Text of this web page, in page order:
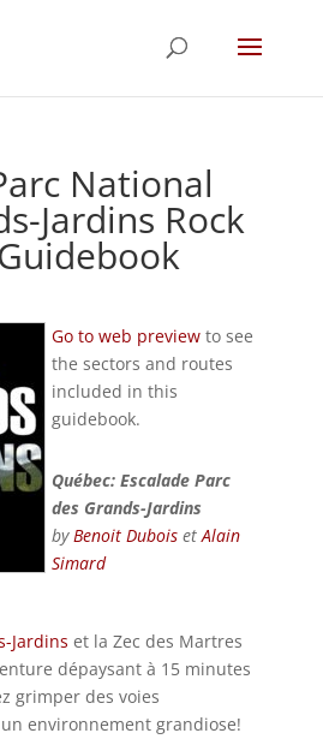
National
Jardins Rock
Go to web previewto see
the sectors and routes
included in this
guidebook.
Québec: Escalade Parc
des Grands-Jardins
byBenoit DuboisetAlain
Simard
Jardins et la Zec des Martres
dépaysant à 15 minutes
grimper des voies
environnement grandiose!